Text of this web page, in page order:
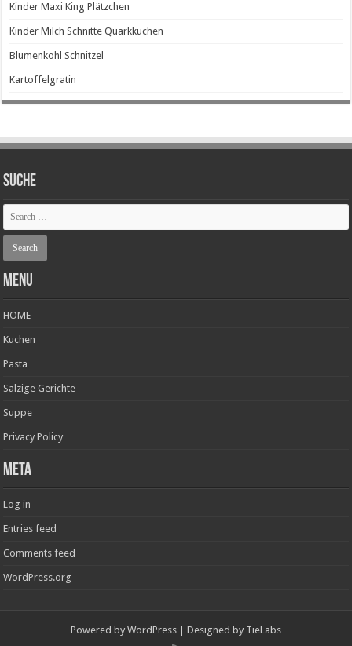
Kinder Maxi King Plätzchen
Kinder Milch Schnitte Quarkkuchen
Blumenkohl Schnitzel
Kartoffelgratin
SUCHE
Menu
HOME
Kuchen
Pasta
Salzige Gerichte
Suppe
Privacy Policy
Meta
Log in
Entries feed
Comments feed
WordPress.org
Powered by WordPress | Designed by TieLabs